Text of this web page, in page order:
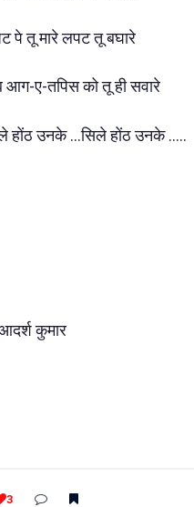
पे तू मारे लपट तू बघारे
ए-तपिस को तू ही सवारे
होंठ उनके ...सिले होंठ उनके .....
कुमार
3